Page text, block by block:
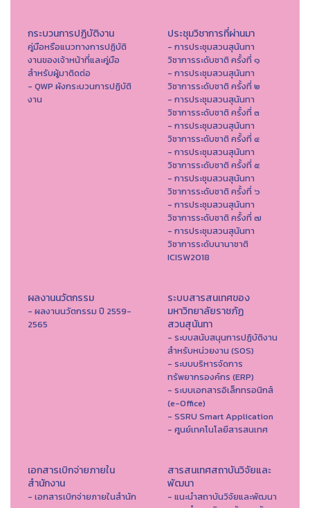
กระบวนการปฏิบัติงาน
คู่มือหรือแนวทางการปฏิบัติ
งานของเจ้าหน้าที่และคู่มือ
สำหรับผู้มาติดต่อ
- QWP ผังกระบวนการปฏิบัติ
งาน
ประชุมวิชาการที่ผ่านมา
- การประชุมสวนสุนันทา
วิชาการระดับชาติ ครั้งที่ ๑
- การประชุมสวนสุนันทา
วิชาการระดับชาติ ครั้งที่ ๒
- การประชุมสวนสุนันทา
วิชาการระดับชาติ ครั้งที่ ๓
- การประชุมสวนสุนันทา
วิชาการระดับชาติ ครั้งที่ ๔
- การประชุมสวนสุนันทา
วิชาการระดับชาติ ครั้งที่ ๕
- การประชุมสวนสุนันทา
วิชาการระดับชาติ ครั้งที่ ๖
- การประชุมสวนสุนันทา
วิชาการระดับชาติ ครั้งที่ ๗
- การประชุมสวนสุนันทา
วิชาการระดับนานาชาติ
ICISW2018
ผลงานนวัตกรรม
- ผลงานนวัตกรรม ปี 2559-
2565
ระบบสารสนเทศของ
มหาวิทยาลัยราชภัฏ
สวนสุนันทา
- ระบบสนับสนุนการปฏิบัติงาน
สำหรับหน่วยงาน (SOS)
- ระบบบริหารจัดการ
ทรัพยากรองค์กร (ERP)
- ระบบเอกสารอิเล็กทรอนิกส์
(e-Office)
- SSRU Smart Application
- ศูนย์เทคโนโลยีสารสนเทศ
เอกสารเบิกจ่ายภายใน
สำนักงาน
- เอกสารเบิกจ่ายภายในสำนัก
สารสนเทศสถาบันวิจัยและ
พัฒนา
- แนะนำสถาบันวิจัยและพัฒนา